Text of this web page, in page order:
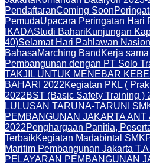
PendaftaranComing Soon
PemudaUpacara Peringatan Hari
IKADAStudi BahariKunjungan
40)Selamat Hari Pahlawan
BahasaMarching Band Kerja
Pembangunan dengan PT Solo
TAKJIL UNTUK MENEBAR
BAHARI 2022Kegiatan PKL (
2022BST (Basic Safety Training )
LULUSAN TARUNA-TARUNI
PEMBANGUNAN JAKARTA ANT
2022Penghargaan Panitia,
TerbaikKegiatan Madabintal
Maritim Pembangunan Jakarta
PELAYARAN PEMBANGUNAN